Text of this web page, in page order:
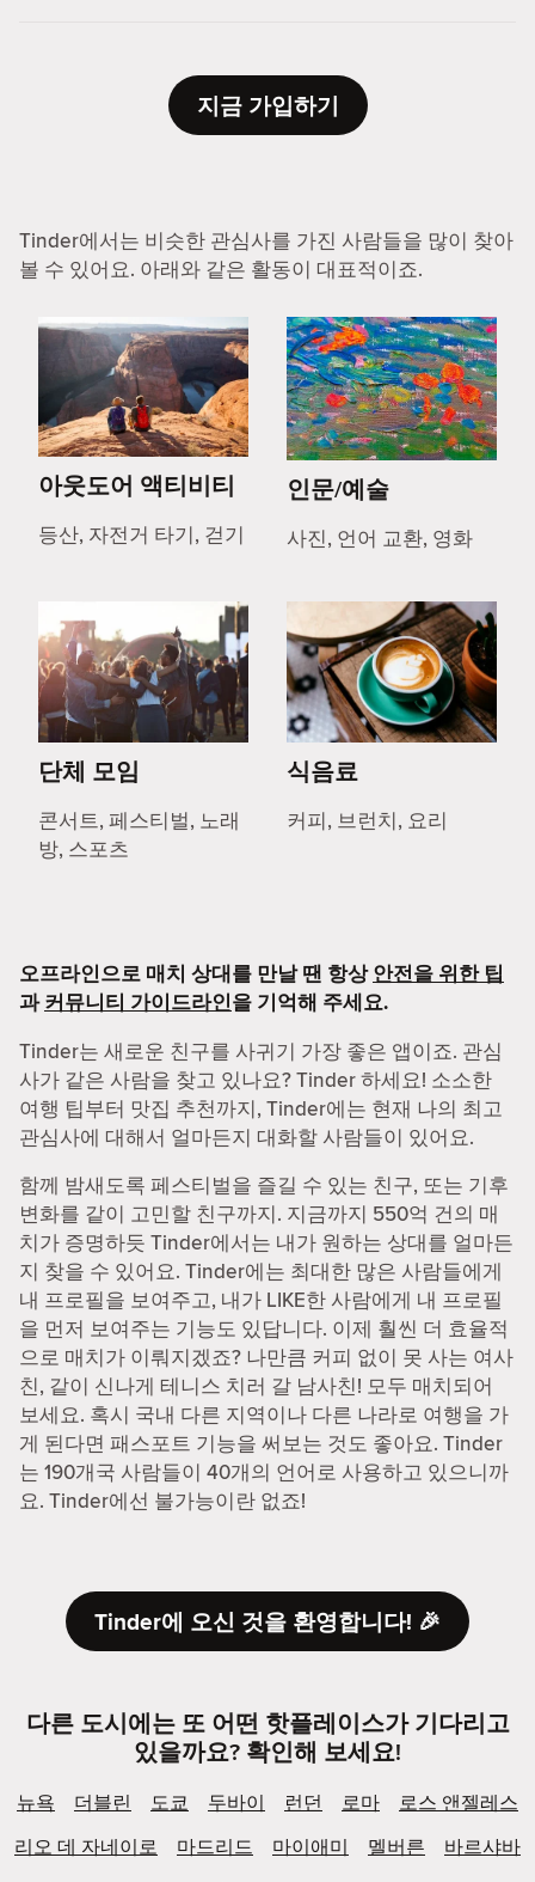
지금 가입하기
Tinder에서는 비슷한 관심사를 가진 사람들을 많이 찾아
볼 수 있어요. 아래와 같은 활동이 대표적이죠.
아웃도어 액티비티
등산, 자전거 타기, 걷기
인문/예술
사진, 언어 교환, 영화
단체 모임
콘서트, 페스티벌, 노래
방, 스포츠
식음료
커피, 브런치, 요리
오프라인으로 매치 상대를 만날 땐 항상안전을 위한 팁
과커뮤니티 가이드라인을 기억해 주세요.
Tinder는 새로운 친구를 사귀기 가장 좋은 앱이죠. 관심
사가 같은 사람을 찾고 있나요? Tinder 하세요! 소소한
여행 팁부터 맛집 추천까지, Tinder에는 현재 나의 최고
관심사에 대해서 얼마든지 대화할 사람들이 있어요.
함께 밤새도록 페스티벌을 즐길 수 있는 친구, 또는 기후
변화를 같이 고민할 친구까지. 지금까지 550억 건의 매
치가 증명하듯 Tinder에서는 내가 원하는 상대를 얼마든
지 찾을 수 있어요. Tinder에는 최대한 많은 사람들에게
내 프로필을 보여주고, 내가 LIKE한 사람에게 내 프로필
을 먼저 보여주는 기능도 있답니다. 이제 훨씬 더 효율적
으로 매치가 이뤄지겠죠? 나만큼 커피 없이 못 사는 여사
친, 같이 신나게 테니스 치러 갈 남사친! 모두 매치되어
보세요. 혹시 국내 다른 지역이나 다른 나라로 여행을 가
게 된다면 패스포트 기능을 써보는 것도 좋아요. Tinder
는 190개국 사람들이 40개의 언어로 사용하고 있으니까
요. Tinder에선 불가능이란 없죠!
Tinder에 오신 것을 환영합니다! 🎉
다른 도시에는 또 어떤 핫플레이스가 기다리고
있을까요? 확인해 보세요!
뉴욕 더블린 도쿄 두바이 런던 로마
로스 앤젤레스
리오 데 자네이로
마드리드 마이애미 멜버른
바르샤바